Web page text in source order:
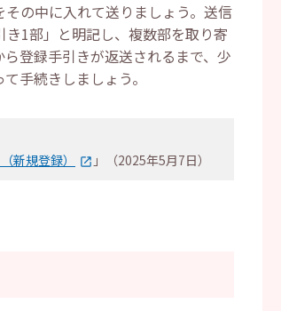
の中に入れて送りましょう。送信
1部」と明記し、複数部を取り寄
登録手引きが返送されるまで、少
手続きしましょう。
新規登録） 」（2025年5月7日）